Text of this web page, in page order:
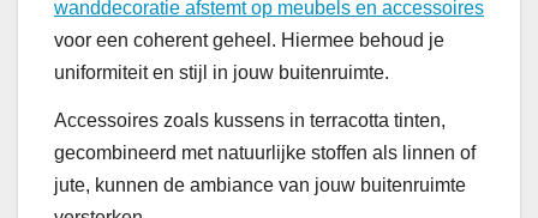
wanddecoratie afstemt op meubels en accessoires
voor een coherent geheel. Hiermee behoud je
uniformiteit en stijl in jouw buitenruimte.
Accessoires zoals kussens in terracotta tinten,
gecombineerd met natuurlijke stoffen als linnen of
jute, kunnen de ambiance van jouw buitenruimte